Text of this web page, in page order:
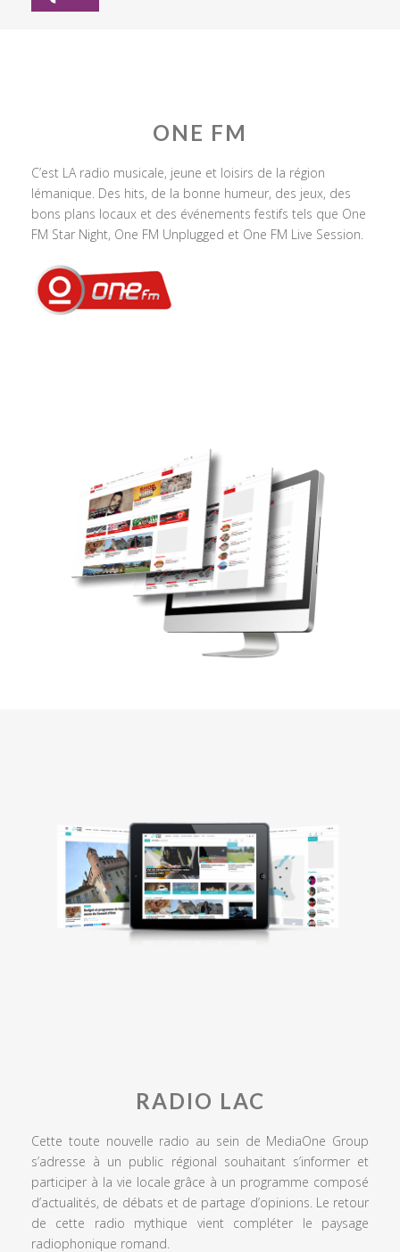
ONE FM
C’est LA radio musicale, jeune et loisirs de la région
lémanique. Des hits, de la bonne humeur, des jeux, des
bons plans locaux et des événements festifs tels que One
FM Star Night, One FM Unplugged et One FM Live Session.
RADIO LAC
Cette toute nouvelle radio au sein de MediaOne Group
s’adresse à un public régional souhaitant s’informer et
participer à la vie locale grâce à un programme composé
d’actualités, de débats et de partage d’opinions. Le retour
de cette radio mythique vient compléter le paysage
radiophonique romand.